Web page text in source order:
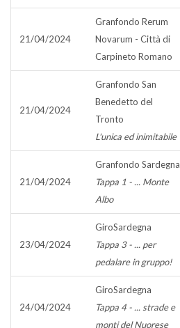
21/04/2024
Granfondo Rerum
Novarum - Città di
Carpineto Romano
21/04/2024
Granfondo San
Benedetto del
Tronto
L'unica ed inimitabile
21/04/2024
Granfondo Sardegna
Tappa 1 - ... Monte
Albo
23/04/2024
GiroSardegna
Tappa 3 - ... per
pedalare in gruppo!
24/04/2024
GiroSardegna
Tappa 4 - ... strade e
monti del Nuorese